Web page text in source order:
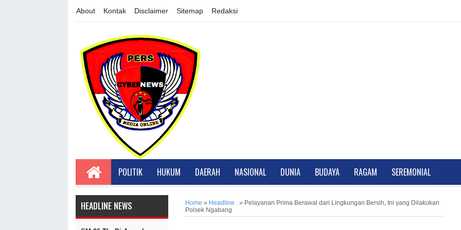
About Kontak Disclaimer Sitemap Redaksi
POLITIK HUKUM DAERAH NASIONAL DUNIA BUDAYA RAGAM SEREMONIAL
HEADLINE NEWS Home » Headline . » Pelayanan Prima Berawal dari Lingkungan Bersih, Ini yang Dilakukan
Polsek Ngabang